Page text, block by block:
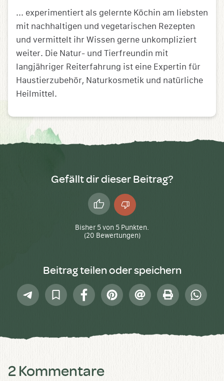
... experimentiert als gelernte Köchin am liebsten
mit nachhaltigen und vegetarischen Rezepten
und vermittelt ihr Wissen gerne unkompliziert
weiter. Die Natur- und Tierfreundin mit
langjähriger Reiterfahrung ist eine Expertin für
Haustierzubehör, Naturkosmetik und natürliche
Heilmittel.
Gefällt dir dieser Beitrag?
Daumen
hoch
Daumen
runter
Bisher 5von 5 Punkten.
(20 Bewertungen)
Beitrag teilen oder speichern
Telegram
In
Sammlung
FacebookPinterest
E-
Mail
Drucken
2 Kommentare